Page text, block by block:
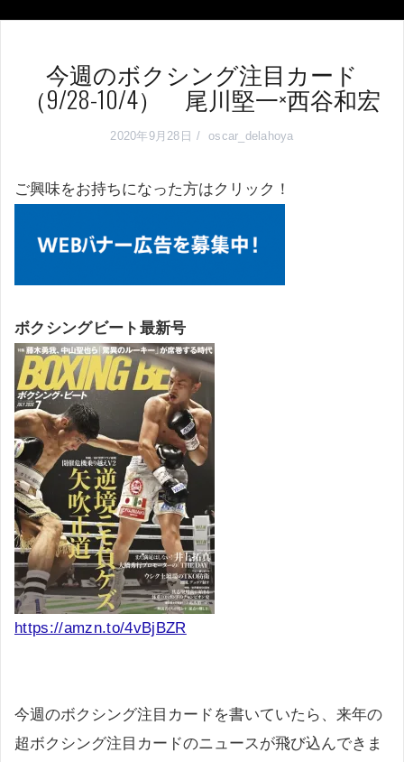
今週のボクシング注目カード
（9/28-10/4） 尾川堅一×西谷和宏
2020年9月28日 oscar_delahoya
ご興味をお持ちになった方はクリック！
ボクシングビート最新号
https://amzn.to/4vBjBZR
今週のボクシング注目カードを書いていたら、来年の
超ボクシング注目カードのニュースが飛び込んできま